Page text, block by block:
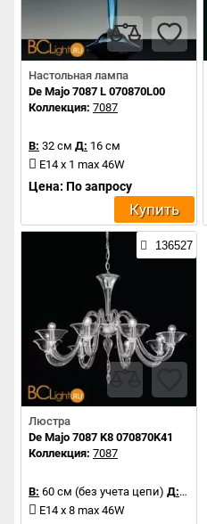
Настольная лампа
De Majo 7087 L 070870L00
Коллекция: 7087
В: 32 см Д: 16 см
E14 x 1 max 46W
Цена: По запросу
Купить
136527
Люстра
De Majo 7087 K8 070870K41
Коллекция: 7087
В: 60 см (без учета цепи) Д:95 см
E14 x 8 max 46W